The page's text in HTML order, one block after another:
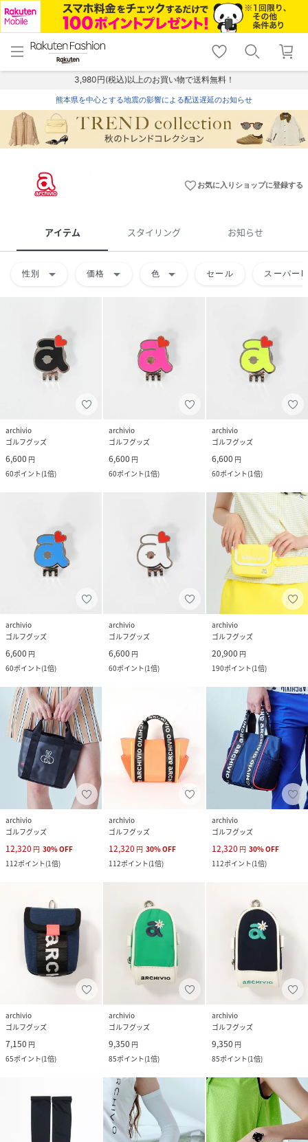
menu home
トップ
shopping_cart lock_outline
ログイン
3,980円(税込)以上のお買い物で送料無料！
熊本県を中心とする地震の影響による配送遅延のお知らせ
favorite_borderお気に入りショップに登録する
アイテム スタイリング お知らせ
性別 arrow_drop_down 価格 arrow_drop_down 色 arrow_drop_down セール スーパー
archivio
ゴルフグッズ
6,600 円
60ポイント(1倍)
archivio
ゴルフグッズ
6,600 円
60ポイント(1倍)
archivio
ゴルフグッズ
6,600 円
60ポイント(1倍)
archivio
ゴルフグッズ
6,600 円
60ポイント(1倍)
archivio
ゴルフグッズ
6,600 円
60ポイント(1倍)
archivio
ゴルフグッズ
20,900 円
190ポイント(1倍)
archivio
ゴルフグッズ
12,320 円 30%OFF
112ポイント(1倍)
archivio
ゴルフグッズ
12,320 円 30%OFF
112ポイント(1倍)
archivio
ゴルフグッズ
12,320 円 30%OFF
112ポイント(1倍)
archivio
ゴルフグッズ
7,150 円
65ポイント(1倍)
archivio
ゴルフグッズ
9,350 円
85ポイント(1倍)
archivio
ゴルフグッズ
9,350 円
85ポイント(1倍)